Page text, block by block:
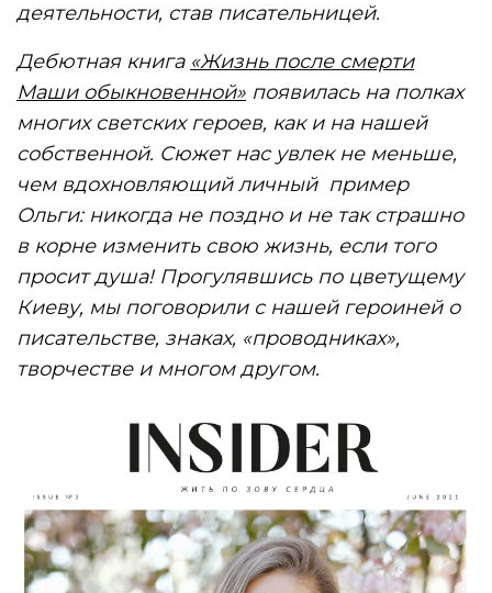
деятельности, став писательницей.
Дебютная книга «Жизнь после смерти
Маши обыкновенной» появилась на полках
многих светских героев, как и на нашей
собственной. Сюжет нас увлек не меньше,
чем вдохновляющий личный пример
Ольги: никогда не поздно и не так страшно
в корне изменить свою жизнь, если того
просит душа! Прогулявшись по цветущему
Киеву, мы поговорили с нашей героиней о
писательстве, знаках, «проводниках»,
творчестве и многом другом.